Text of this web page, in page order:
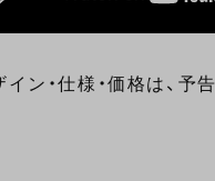
ン・仕様・価格は、予